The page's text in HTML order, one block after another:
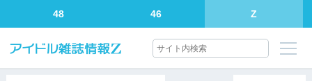
48 46 Z